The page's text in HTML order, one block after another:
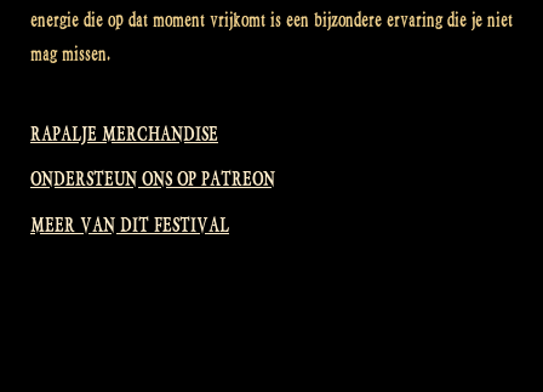
energie die op dat moment vrijkomt is een bijzondere ervaring die je niet
mag missen.
RAPALJE MERCHANDISE
ONDERSTEUN ONS OP PATREON
MEER VAN DIT FESTIVAL